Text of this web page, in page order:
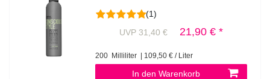
(1)
UVP 31,40 €
21,90 € *
200 Milliliter | 109,50 € / Liter
In den Warenkorb